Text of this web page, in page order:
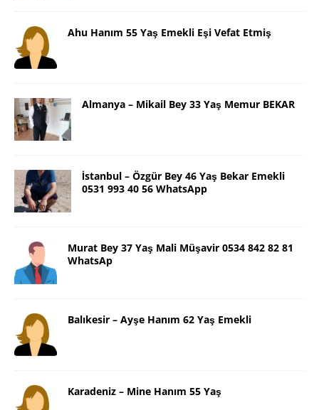
Ahu Hanım 55 Yaş Emekli Eşi Vefat Etmiş
Almanya – Mikail Bey 33 Yaş Memur BEKAR
İstanbul – Özgür Bey 46 Yaş Bekar Emekli
0531 993 40 56 WhatsApp
Murat Bey 37 Yaş Mali Müşavir 0534 842 82 81
WhatsAp
Balıkesir – Ayşe Hanım 62 Yaş Emekli
Karadeniz – Mine Hanım 55 Yaş